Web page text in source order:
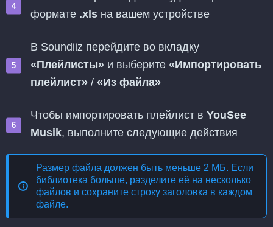
формате .xls на вашем устройстве
В Soundiiz перейдите во вкладку
«Плейлисты» и выберите «Импортировать
плейлист» / «Из файла»
Чтобы импортировать плейлист в YouSee
Musik, выполните следующие действия
Размер файла должен быть меньше 2 МБ. Если
библиотека больше, разделите её на несколько
файлов и сохраните строку заголовка в каждом
файле.